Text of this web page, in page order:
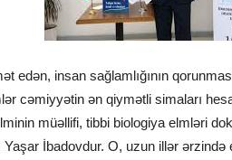
edən, insan sağlamlığının
cəmiyyətin ən qiymətli simaları
müəllifi, tibbi biologiya elmləri
Yaşar İbadovdur. O, uzun illər ərzində